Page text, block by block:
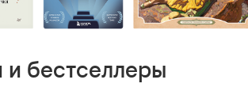
и бестселлеры